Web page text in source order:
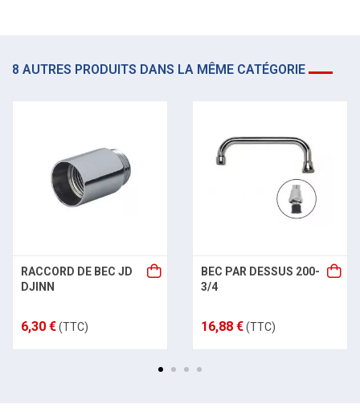
8 AUTRES PRODUITS DANS LA MÊME CATÉGORIE
RACCORD DE BEC JD
DJINN
6,30 €(TTC)
BEC PAR DESSUS 200-
3/4
16,88 €(TTC)